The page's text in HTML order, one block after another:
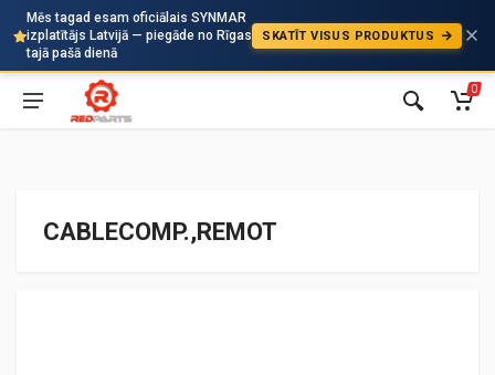
Mēs tagad esam oficiālais SYNMAR
izplatītājs Latvijā — piegāde no Rīgas
tajā pašā dienā
SKATĪT VISUS PRODUKTUS
Auto
0
CABLECOMP.,REMOT